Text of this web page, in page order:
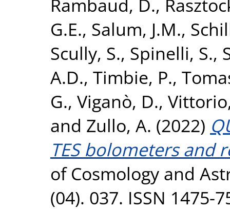
Rambaud, D.,
G.E., Salum, J.M.,
Scully, S., Spinelli, S.,
A.D., Timbie, P.,
G., Viganò, D.,
and Zullo, A. (2022)
TES bolometers and
of Cosmology and
(04). 037. ISSN 1475-